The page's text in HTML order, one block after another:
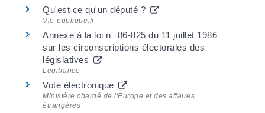
Qu'est ce qu'un député ?
Vie-publique.fr
Annexe à la loi n° 86-825 du 11 juillet 1986
sur les circonscriptions électorales des
législatives
Legifrance
Vote électronique
Ministère chargé de l'Europe et des affaires
étrangères